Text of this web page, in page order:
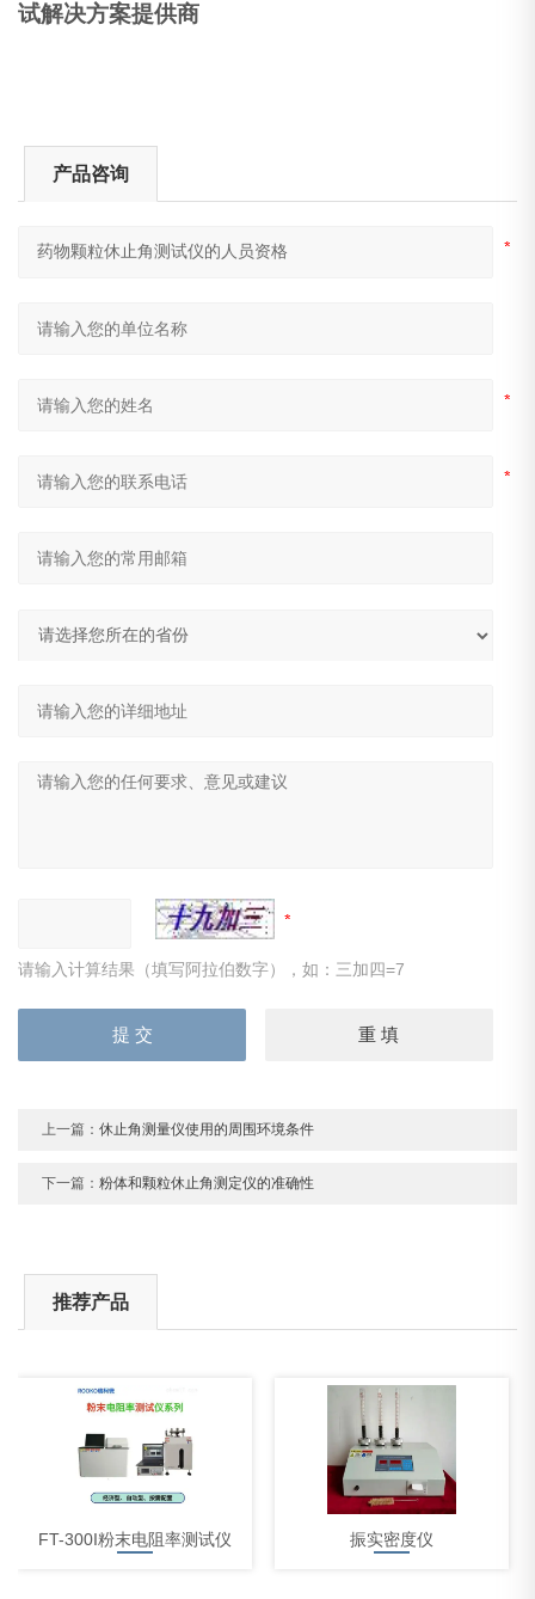
试解决方案提供商
产品咨询
请输入计算结果（填写阿拉伯数字），如：三加四=7
上一篇：休止角测量仪使用的周围环境条件
下一篇：粉体和颗粒休止角测定仪的准确性
推荐产品
FT-300I粉末电阻率测试仪 振实密度仪